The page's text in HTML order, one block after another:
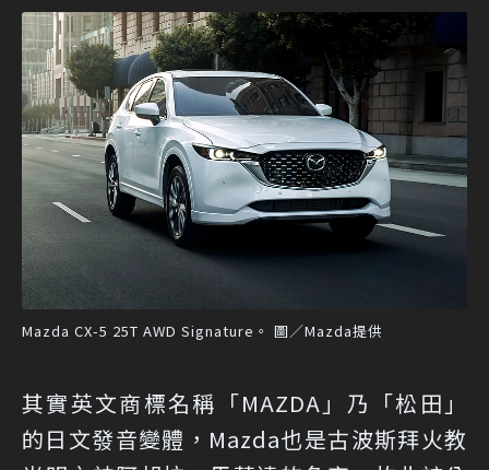
Mazda CX-5 25T AWD Signature。 圖／Mazda提供
其實英文商標名稱「MAZDA」乃「松田」
的日文發音變體，Mazda也是古波斯拜火教